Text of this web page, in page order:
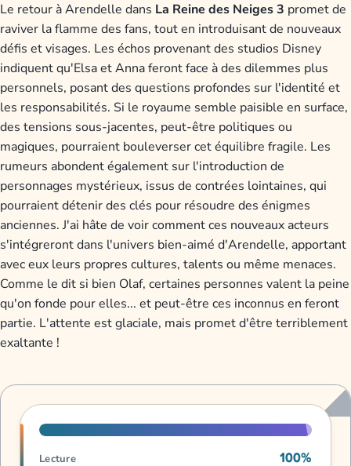
Le retour à Arendelle dans La Reine des Neiges 3 promet de
raviver la flamme des fans, tout en introduisant de nouveaux
défis et visages. Les échos provenant des studios Disney
indiquent qu'Elsa et Anna feront face à des dilemmes plus
personnels, posant des questions profondes sur l'identité et
les responsabilités. Si le royaume semble paisible en surface,
des tensions sous-jacentes, peut-être politiques ou
magiques, pourraient bouleverser cet équilibre fragile. Les
rumeurs abondent également sur l'introduction de
personnages mystérieux, issus de contrées lointaines, qui
pourraient détenir des clés pour résoudre des énigmes
anciennes. J'ai hâte de voir comment ces nouveaux acteurs
s'intégreront dans l'univers bien-aimé d'Arendelle, apportant
avec eux leurs propres cultures, talents ou même menaces.
Comme le dit si bien Olaf, certaines personnes valent la peine
qu'on fonde pour elles... et peut-être ces inconnus en feront
partie. L'attente est glaciale, mais promet d'être terriblement
exaltante !
Progression de lecture
Lecture 100%